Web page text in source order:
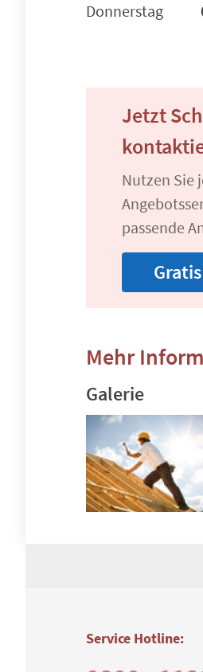
Donnerstag
Jetzt
Nutzen Sie
passende
Mehr
Galerie
Service Hotline: